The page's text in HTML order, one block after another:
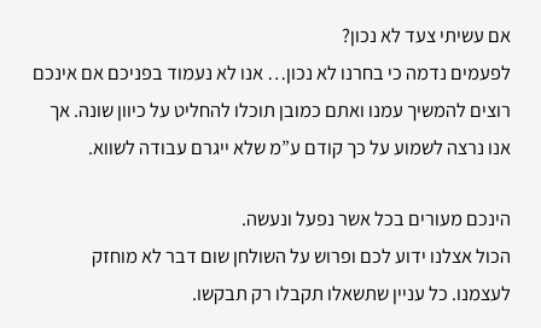
אם עשיתי צעד לא נכון?
לפעמים נדמה כי בחרנו לא נכון… אנו לא נעמוד בפניכם אם אינכם
רוצים להמשיך עמנו ואתם כמובן תוכלו להחליט על כיוון שונה. אך
אנו נרצה לשמוע על כך קודם ע”מ שלא ייגרם עבודה לשווא.
הינכם מעורים בכל אשר נפעל ונעשה.
הכול אצלנו ידוע לכם ופרוש על השולחן שום דבר לא מוחזק
לעצמנו. כל עניין שתשאלו תקבלו רק תבקשו.